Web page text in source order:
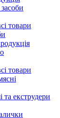
товари
товари
та екструдери